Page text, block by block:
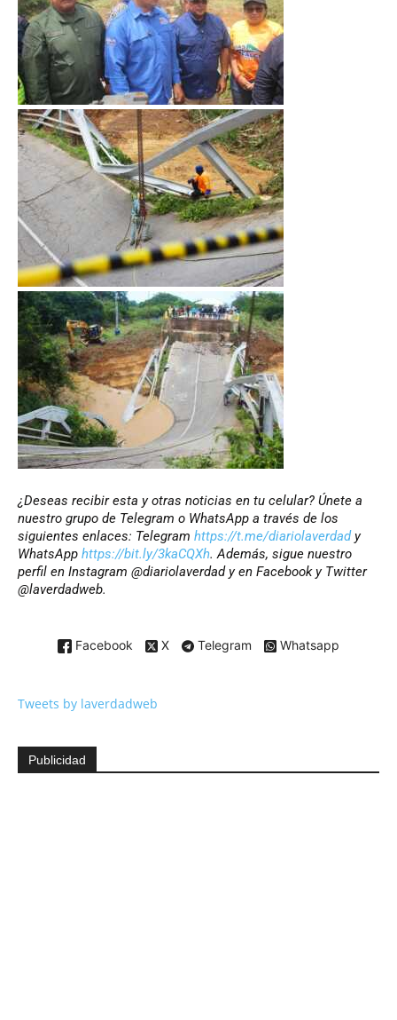
¿Deseas recibir esta y otras noticias en tu celular? Únete a
nuestro grupo de Telegram o WhatsApp a través de los
siguientes enlaces: Telegram https://t.me/diariolaverdady
WhatsApp https://bit.ly/3kaCQXh. Además, sigue nuestro
perfil en Instagram @diariolaverdad y en Facebook y Twitter
@laverdadweb.
Facebook X Telegram Whatsapp
Tweets by laverdadweb
Publicidad